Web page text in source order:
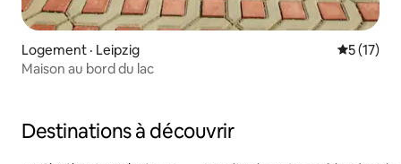
Logement · Leipzig Note
5 (17)
Maison au bord du lac
Destinations à découvrir